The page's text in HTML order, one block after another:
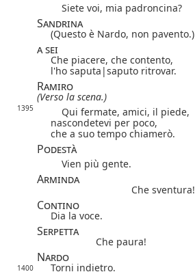
Siete voi, mia padroncina?
Sandrina
(Questo è Nardo, non pavento.)
a sei
Che piacere, che contento,
l'ho saputa|saputo ritrovar.
Ramiro
(Verso la scena.)
1395
Qui fermate, amici, il piede,
nascondetevi per poco,
che a suo tempo chiamerò.
Podestà
Vien più gente.
Arminda
Che sventura!
Contino
Dia la voce.
Serpetta
Che paura!
Nardo
1400 Torni indietro.